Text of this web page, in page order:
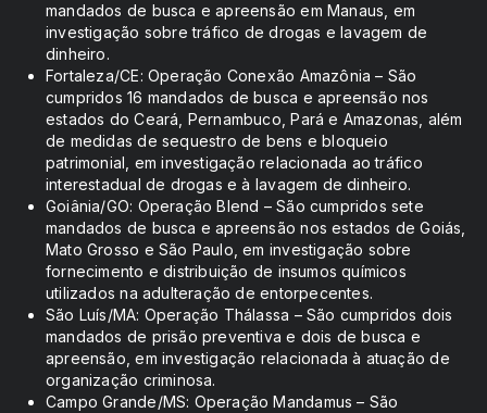
mandados de busca e apreensão em Manaus, em
investigação sobre tráfico de drogas e lavagem de
dinheiro.
Fortaleza/CE: Operação Conexão Amazônia – São
cumpridos 16 mandados de busca e apreensão nos
estados do Ceará, Pernambuco, Pará e Amazonas, além
de medidas de sequestro de bens e bloqueio
patrimonial, em investigação relacionada ao tráfico
interestadual de drogas e à lavagem de dinheiro.
Goiânia/GO: Operação Blend – São cumpridos sete
mandados de busca e apreensão nos estados de Goiás,
Mato Grosso e São Paulo, em investigação sobre
fornecimento e distribuição de insumos químicos
utilizados na adulteração de entorpecentes.
São Luís/MA: Operação Thálassa – São cumpridos dois
mandados de prisão preventiva e dois de busca e
apreensão, em investigação relacionada à atuação de
organização criminosa.
Campo Grande/MS: Operação Mandamus – São